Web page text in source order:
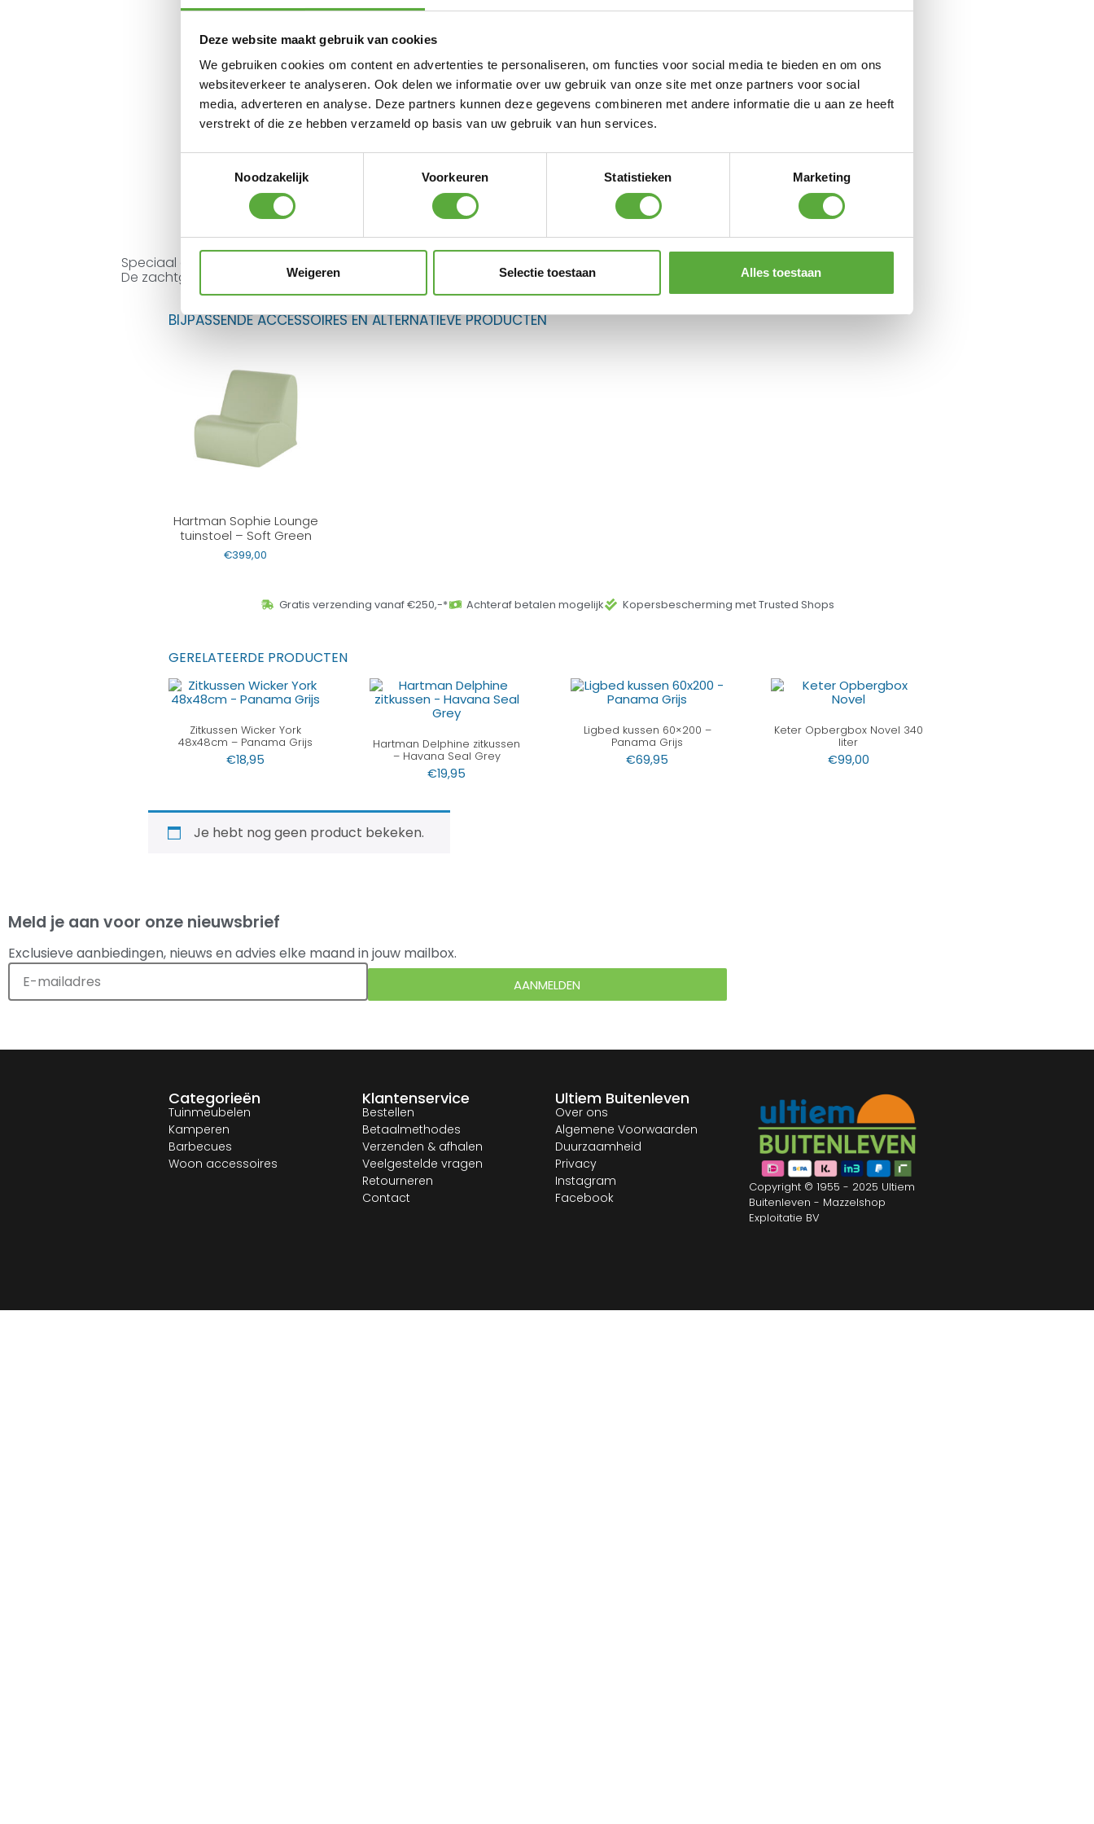
Deze website maakt gebruik van cookies
We gebruiken cookies om content en advertenties te personaliseren, om functies voor social media te bieden en om ons
websiteverkeer te analyseren. Ook delen we informatie over uw gebruik van onze site met onze partners voor social
media, adverteren en analyse. Deze partners kunnen deze gegevens combineren met andere informatie die u aan ze heeft
verstrekt of die ze hebben verzameld op basis van uw gebruik van hun services.
Noodzakelijk
Voorkeuren Statistieken Marketing
Weigeren Selectie toestaan Alles toestaan
Speciaal gemaakt voor de Hartman Sophie lounge stoelen!
De zachtgroene kleur geeft meteen een frisse twist aan je Sophie loungestoel.
BIJPASSENDE ACCESSOIRES EN ALTERNATIEVE PRODUCTEN
Hartman Sophie Lounge
tuinstoel – Soft Green
€399,00
Gratis verzending vanaf €250,-* Achteraf betalen mogelijk Kopersbescherming met Trusted Shops
GERELATEERDE PRODUCTEN
Zitkussen Wicker York
48x48cm – Panama Grijs
€18,95
Hartman Delphine zitkussen
– Havana Seal Grey
€19,95
Ligbed kussen 60×200 –
Panama Grijs
€69,95
Keter Opbergbox Novel 340
liter
€99,00
Je hebt nog geen product bekeken.
Meld je aan voor onze nieuwsbrief
Exclusieve aanbiedingen, nieuws en advies elke maand in jouw mailbox.
AANMELDEN
Categorieën
Tuinmeubelen
Kamperen
Barbecues
Woon accessoires
Klantenservice
Bestellen
Betaalmethodes
Verzenden & afhalen
Veelgestelde vragen
Retourneren
Contact
Ultiem Buitenleven
Over ons
Algemene Voorwaarden
Duurzaamheid
Privacy
Instagram
Facebook
Copyright © 1955 - 2025 Ultiem
Buitenleven - Mazzelshop
Exploitatie BV